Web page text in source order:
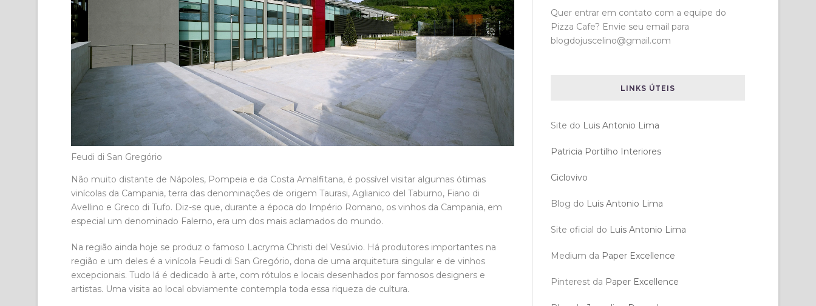
Feudi di San Gregório
Não muito distante de Nápoles, Pompeia e da Costa Amalfitana, é possível visitar algumas ótimas
vinícolas da Campania, terra das denominações de origem Taurasi, Aglianico del Taburno, Fiano di
Avellino e Greco di Tufo. Diz-se que, durante a época do Império Romano, os vinhos da Campania, em
especial um denominado Falerno, era um dos mais aclamados do mundo.
Na região ainda hoje se produz o famoso Lacryma Christi del Vesúvio. Há produtores importantes na
região e um deles é a vinícola Feudi di San Gregório, dona de uma arquitetura singular e de vinhos
excepcionais. Tudo lá é dedicado à arte, com rótulos e locais desenhados por famosos designers e
artistas. Uma visita ao local obviamente contempla toda essa riqueza de cultura.
Quer entrar em contato com a equipe do
Pizza Cafe? Envie seu email para
blogdojuscelino@gmail.com
LINKS ÚTEIS
Site do Luis Antonio Lima
Patricia Portilho Interiores
Ciclovivo
Blog do Luis Antonio Lima
Site oficial do Luis Antonio Lima
Medium da Paper Excellence
Pinterest da Paper Excellence